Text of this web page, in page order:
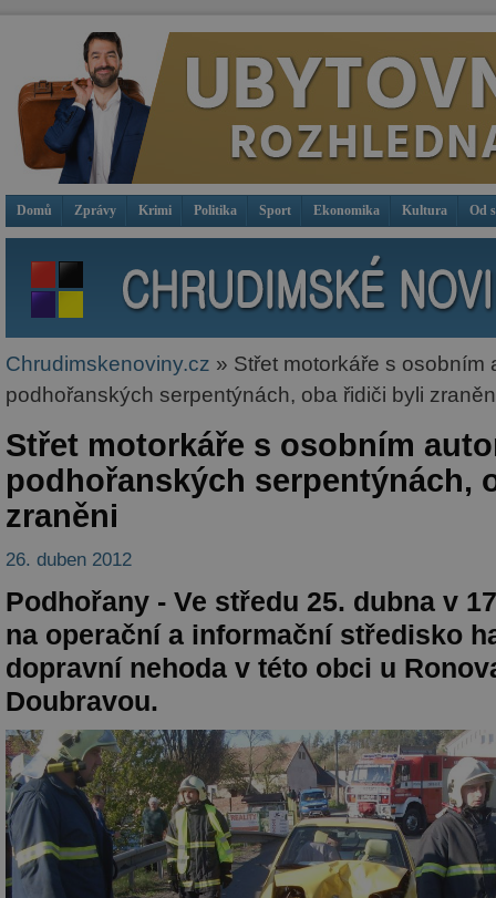
Domů Zprávy Krimi Politika Sport Ekonomika Kultura Od
Chrudimskenoviny.cz » Střet motorkáře s osobním
podhořanských serpentýnách, oba řidiči byli
Střet motorkáře s osobním
podhořanských serpentýnách,
zraněni
26. duben 2012
Podhořany - Ve středu 25. dubna v
na operační a informační středisko
dopravní nehoda v této obci u
Doubravou.